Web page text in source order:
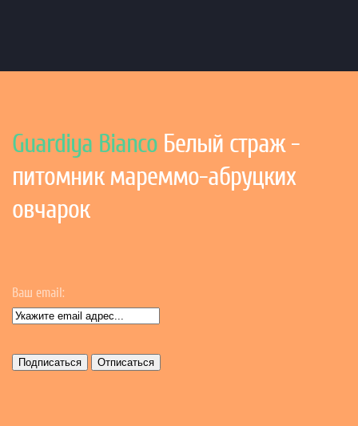
Guardiya Bianco Белый страж -
питомник мареммо-абруцких
овчарок
Ваш email: